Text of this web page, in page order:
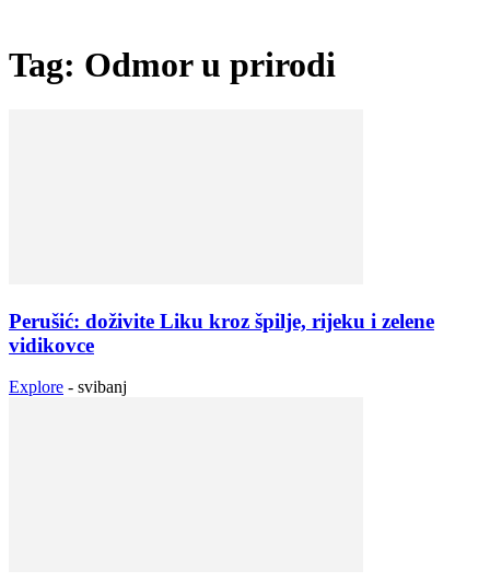
Tag: Odmor u prirodi
Perušić: doživite Liku kroz špilje, rijeku i zelene
vidikovce
Explore - svibanj